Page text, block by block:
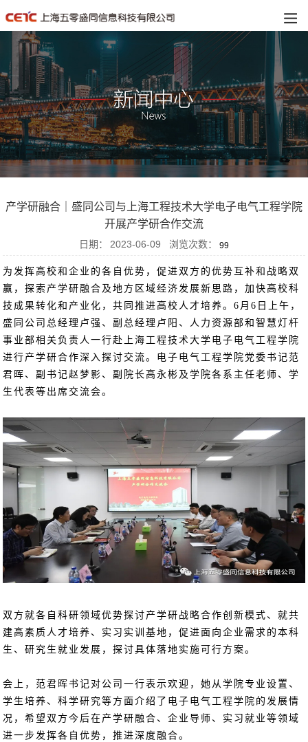
产学研融合｜盛同公司与上海工程技术大学电子电气工程学院
开展产学研合作交流
日期： 2023-06-09 浏览次数： 99
为发挥高校和企业的各自优势，促进双方的优势互补和战略双
赢，探索产学研融合及地方区域经济发展新思路，加快高校科
技成果转化和产业化，共同推进高校人才培养。6月6日上午，
盛同公司总经理卢强、副总经理卢阳、人力资源部和智慧灯杆
事业部相关负责人一行赴上海工程技术大学电子电气工程学院
进行产学研合作深入探讨交流。电子电气工程学院党委书记范
君晖、副书记赵梦影、副院长高永彬及学院各系主任老师、学
生代表等出席交流会。
双方就各自科研领域优势探讨产学研战略合作创新模式、就共
建高素质人才培养、实习实训基地，促进面向企业需求的本科
生、研究生就业发展，探讨具体落地实施可行方案。
会上，范君晖书记对公司一行表示欢迎，她从学院专业设置、
学生培养、科学研究等方面介绍了电子电气工程学院的发展情
况，希望双方今后在产学研融合、企业导师、实习就业等领域
进一步发挥各自优势，推进深度融合。